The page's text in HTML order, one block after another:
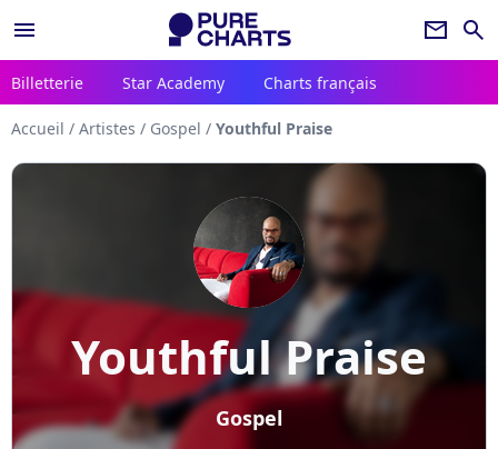
menu newsletter search
Billetterie Star Academy Charts français
Accueil / Artistes / Gospel / Youthful Praise
Youthful Praise
Gospel